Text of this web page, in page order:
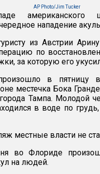
AP Photo/Jim Tucker
американского
нападение
из Австрии
по
за которую его
в пятницу
местечка Бока
Тампа. Молодой
в воде по
местные власти не
во Флориде
на людей.